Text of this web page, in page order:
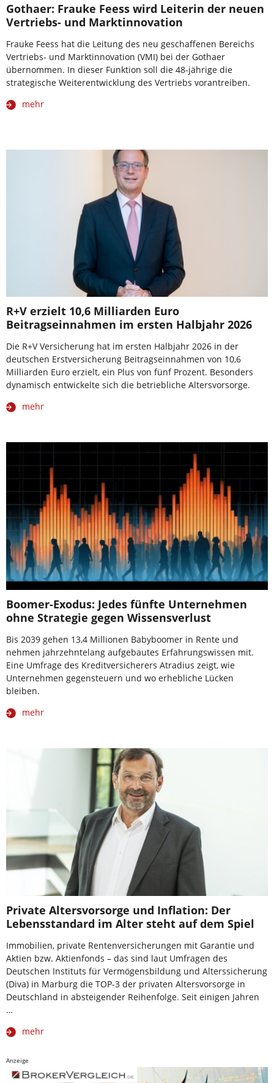
Gothaer: Frauke Feess wird Leiterin der neuen
Vertriebs- und Marktinnovation
Frauke Feess hat die Leitung des neu geschaffenen Bereichs
Vertriebs- und Marktinnovation (VMI) bei der Gothaer
übernommen. In dieser Funktion soll die 48-jährige die
strategische Weiterentwicklung des Vertriebs vorantreiben.
mehr
R+V erzielt 10,6 Milliarden Euro
Beitragseinnahmen im ersten Halbjahr 2026
Die R+V Versicherung hat im ersten Halbjahr 2026 in der
deutschen Erstversicherung Beitragseinnahmen von 10,6
Milliarden Euro erzielt, ein Plus von fünf Prozent. Besonders
dynamisch entwickelte sich die betriebliche Altersvorsorge.
mehr
Boomer-Exodus: Jedes fünfte Unternehmen
ohne Strategie gegen Wissensverlust
Bis 2039 gehen 13,4 Millionen Babyboomer in Rente und
nehmen jahrzehntelang aufgebautes Erfahrungswissen mit.
Eine Umfrage des Kreditversicherers Atradius zeigt, wie
Unternehmen gegensteuern und wo erhebliche Lücken
bleiben.
mehr
Private Altersvorsorge und Inflation: Der
Lebensstandard im Alter steht auf dem Spiel
Immobilien, private Rentenversicherungen mit Garantie und
Aktien bzw. Aktienfonds – das sind laut Umfragen des
Deutschen Instituts für Vermögensbildung und Alterssicherung
(Diva) in Marburg die TOP-3 der privaten Altersvorsorge in
Deutschland in absteigender Reihenfolge. Seit einigen Jahren
…
mehr
Anzeige